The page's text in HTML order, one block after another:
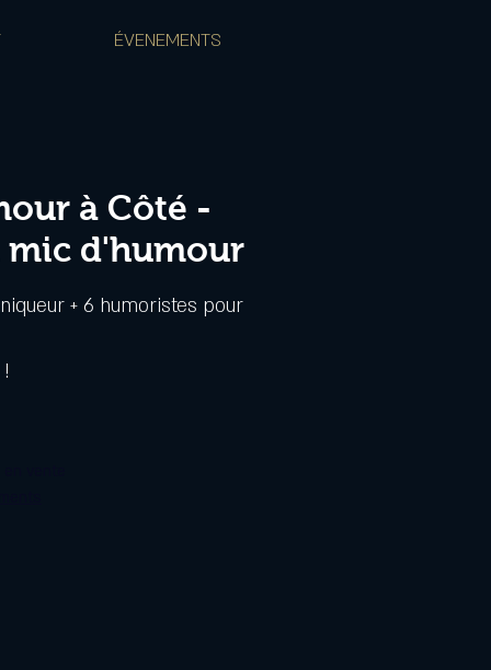
ÉVENEMENTS
à Côté -
mic d'humour
+ 6 humoristes pour